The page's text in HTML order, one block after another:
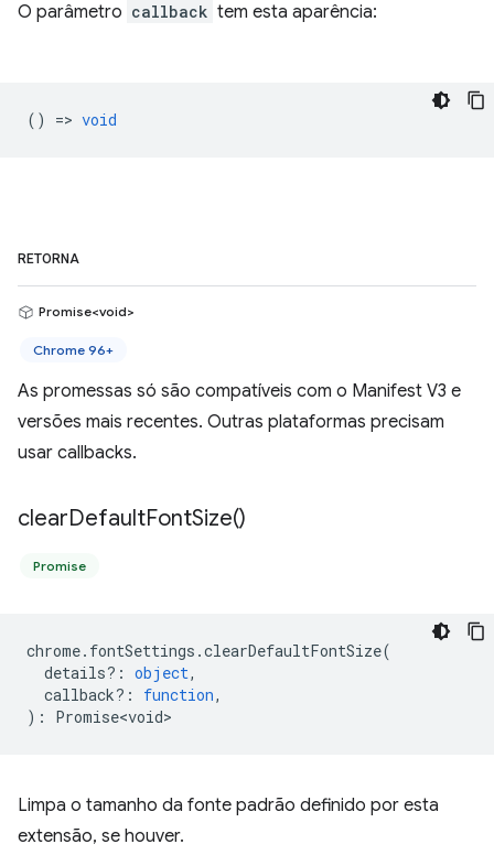
O parâmetro callback tem esta aparência:
() => void
RETORNA
Promise<void>
Chrome 96+
As promessas só são compatíveis com o Manifest V3 e
versões mais recentes. Outras plataformas precisam
usar callbacks.
clearDefaultFontSize()
Promise
chrome. fontSettings .clearDefaultFontSize(
details? : object,
callback? : function,
) : Promise<void>
Limpa o tamanho da fonte padrão definido por esta
extensão, se houver.